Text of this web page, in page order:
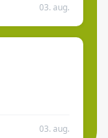
03. aug.
03. aug.